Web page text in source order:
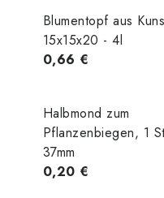
Blumentopf aus
15x15x20 - 4l
0,66 €
Halbmond zum
Pflanzenbiegen, 1
37mm
0,20 €